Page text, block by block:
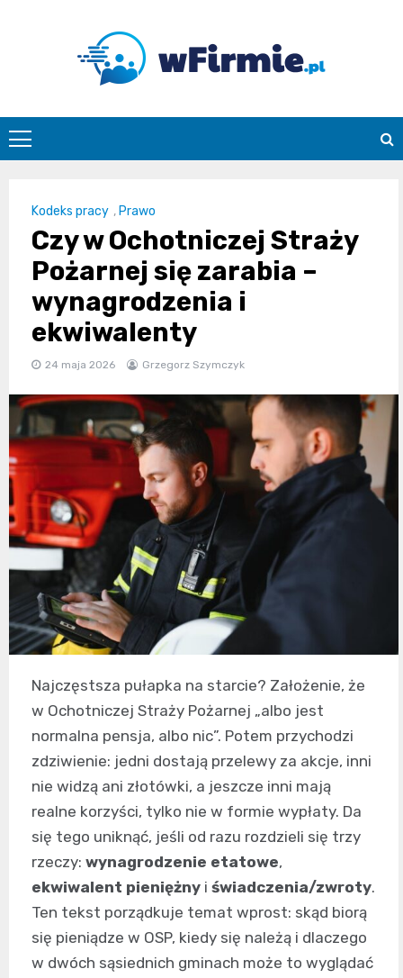
Wfirmie.pl
Kodeks pracy , Prawo
Czy w Ochotniczej Straży
Pożarnej się zarabia –
wynagrodzenia i
ekwiwalenty
24 maja 2026 Grzegorz Szymczyk
Najczęstsza pułapka na starcie? Założenie, że
w Ochotniczej Straży Pożarnej „albo jest
normalna pensja, albo nic”. Potem przychodzi
zdziwienie: jedni dostają przelewy za akcje, inni
nie widzą ani złotówki, a jeszcze inni mają
realne korzyści, tylko nie w formie wypłaty. Da
się tego uniknąć, jeśli od razu rozdzieli się trzy
rzeczy: wynagrodzenie etatowe,
ekwiwalent pieniężny i świadczenia/zwroty.
Ten tekst porządkuje temat wprost: skąd biorą
się pieniądze w OSP, kiedy się należą i dlaczego
w dwóch sąsiednich gminach może to wyglądać